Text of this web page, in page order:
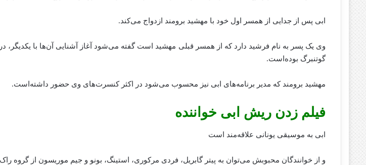
ابی پس از جدایی از همسر اول خود با مهشید برومند ازدواج می‌کند.
وی یک پسر به نام فرشید دارد که از همسر قبلی مهشید است گفته می‌شود آغاز آشنایی آن‌ها با یکدیگر، در
گوتنبرگ بوده‌است.
مهشید برومند که مدیر برنامه‌های ابی نیز محسوب می‌شود در اکثر کنسرت‌های وی حضور داشته‌است.
فیلم زدن ریش ابی خواننده
ابی به موسیقی یونانی علاقه‌مند است
و از خوانندگان محبوبش می‌توان به پیتر گابریل، فردی مرکوری، استینگ، بونو و جیم موریسون از گروه